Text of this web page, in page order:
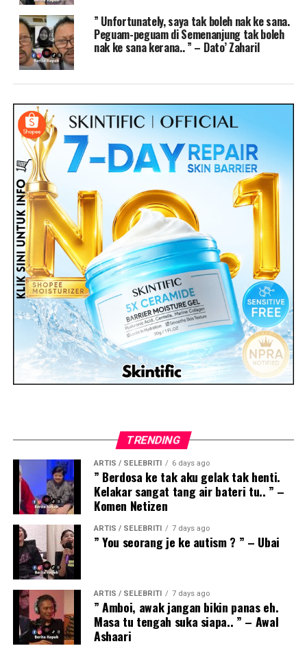
” Unfortunately, saya tak boleh nak ke sana.
Peguam-peguam di Semenanjung tak boleh
nak ke sana kerana.. ” – Dato’ Zaharil
TRENDING
ARTIS / SELEBRITI 6 days ago
” Berdosa ke tak aku gelak tak henti.
Kelakar sangat tang air bateri tu.. ” –
Komen Netizen
ARTIS / SELEBRITI 7 days ago
” You seorang je ke autism ? ” – Ubai
ARTIS / SELEBRITI 7 days ago
” Amboi, awak jangan bikin panas eh.
Masa tu tengah suka siapa.. ” – Awal
Ashaari